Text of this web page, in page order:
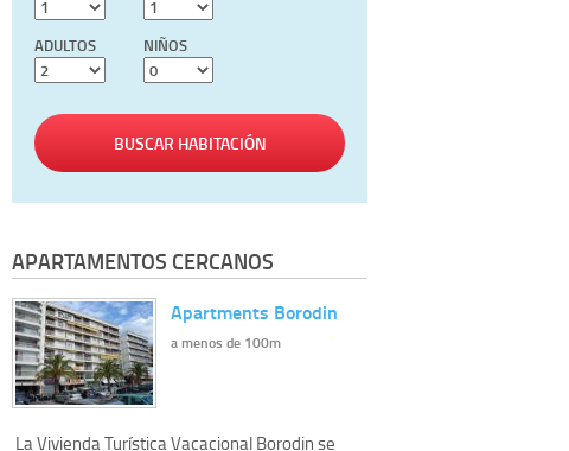
ADULTOS NIÑOS
BUSCAR HABITACIÓN
APARTAMENTOS CERCANOS
Apartments Borodin
a menos de 100m
La Vivienda Turística Vacacional Borodin se